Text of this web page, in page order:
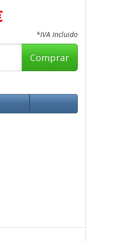
*IVA Incluido
Comprar